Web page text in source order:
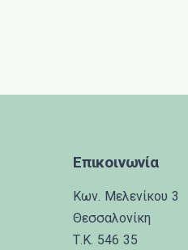
Επικοινωνία
Κων. Μελενίκου 3
Θεσσαλονίκη
Τ.Κ. 546 35